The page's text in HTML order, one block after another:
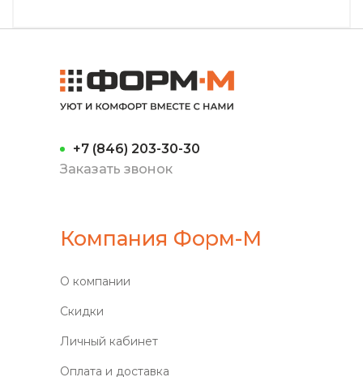
+7 (846) 203-30-30
Заказать звонок
Компания Форм-М
О компании
Скидки
Личный кабинет
Оплата и доставка